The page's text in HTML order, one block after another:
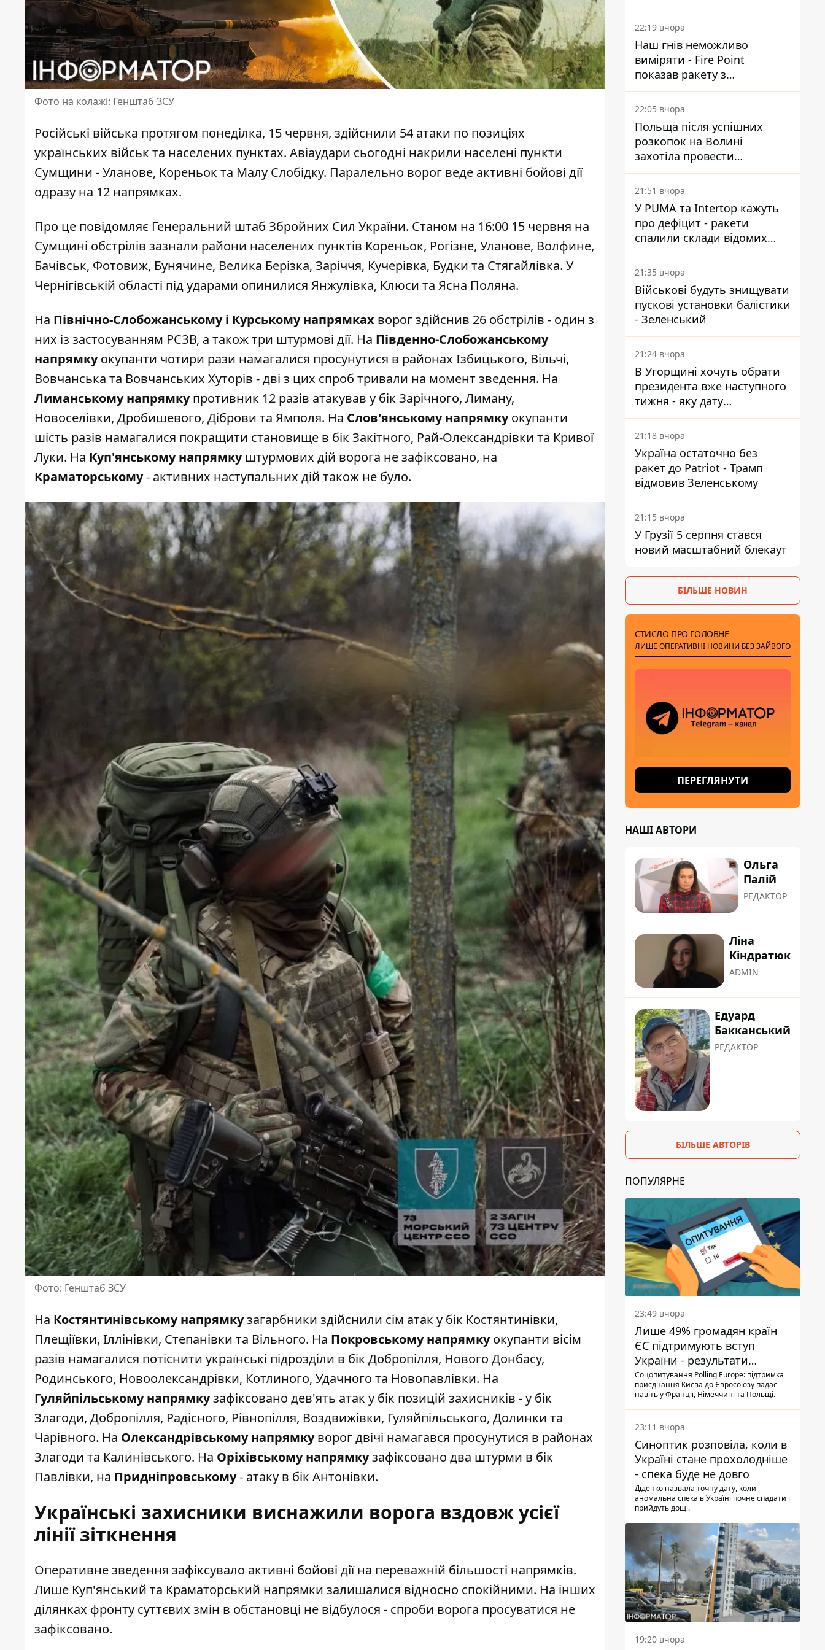
Фото на колажі: Генштаб ЗСУ
Російські війська протягом понеділка, 15 червня, здійснили 54 атаки по позиціях
українських військ та населених пунктах. Авіаудари сьогодні накрили населені пункти
Сумщини - Уланове, Кореньок та Малу Слобідку. Паралельно ворог веде активні бойові дії
одразу на 12 напрямках.
Про це повідомляє Генеральний штаб Збройних Сил України. Станом на 16:00 15 червня на
Сумщині обстрілів зазнали райони населених пунктів Кореньок, Рогізне, Уланове, Волфине,
Бачівськ, Фотовиж, Бунячине, Велика Берізка, Заріччя, Кучерівка, Будки та Стягайлівка. У
Чернігівській області під ударами опинилися Янжулівка, Клюси та Ясна Поляна.
На Північно-Слобожанському і Курському напрямках ворог здійснив 26 обстрілів - один з
них із застосуванням РСЗВ, а також три штурмові дії. На Південно-Слобожанському
напрямкуокупанти чотири рази намагалися просунутися в районах Ізбицького, Вільчі,
Вовчанська та Вовчанських Хуторів - дві з цих спроб тривали на момент зведення. На
Лиманському напрямкупротивник 12 разів атакував у бік Зарічного, Лиману,
Новоселівки, Дробишевого, Діброви та Ямполя. На Слов'янському напрямкуокупанти
шість разів намагалися покращити становище в бік Закітного, Рай-Олександрівки та Кривої
Луки. На Куп'янському напрямкуштурмових дій ворога не зафіксовано, на
Краматорському- активних наступальних дій також не було.
Фото: Генштаб ЗСУ
На Костянтинівському напрямкузагарбники здійснили сім атак у бік Костянтинівки,
Плещіївки, Іллінівки, Степанівки та Вільного. На Покровському напрямкуокупанти вісім
разів намагалися потіснити українські підрозділи в бік Добропілля, Нового Донбасу,
Родинського, Новоолександрівки, Котлиного, Удачного та Новопавлівки. На
Гуляйпільському напрямкузафіксовано дев'ять атак у бік позицій захисників - у бік
Злагоди, Добропілля, Радісного, Рівнопілля, Воздвижівки, Гуляйпільського, Долинки та
Чарівного. На Олександрівському напрямкуворог двічі намагався просунутися в районах
Злагоди та Калинівського. На Оріхівському напрямкузафіксовано два штурми в бік
Павлівки, на Придніпровському- атаку в бік Антонівки.
Українські захисники виснажили ворога вздовж усієї
лінії зіткнення
Оперативне зведення зафіксувало активні бойові дії на переважній більшості напрямків.
Лише Куп'янський та Краматорський напрямки залишалися відносно спокійними. На інших
ділянках фронту суттєвих змін в обстановці не відбулося - спроби ворога просуватися не
зафіксовано.
Reuters розкрили деталі
22:19 вчора
Наш гнів неможливо
виміряти - Fire Point
показав ракету з
загадковою позначкою 723
22:05 вчора
Польща після успішних
розкопок на Волині
захотіла провести
ексгумацію у нових місцях
21:51 вчора
У PUMA та Intertop кажуть
про дефіцит - ракети
спалили склади відомих
брендів
21:35 вчора
Військові будуть знищувати
пускові установки балістики
- Зеленський
21:24 вчора
В Угорщині хочуть обрати
президента вже наступного
тижня - яку дату
пропонують
21:18 вчора
Україна остаточно без
ракет до Patriot - Трамп
відмовив Зеленському
21:15 вчора
У Грузії 5 серпня стався
новий масштабний блекаут
БІЛЬШЕ НОВИН
СТИСЛО ПРО ГОЛОВНЕ
ЛИШЕ ОПЕРАТИВНІ НОВИНИ БЕЗ ЗАЙВОГО
ПЕРЕГЛЯНУТИ
НАШІ АВТОРИ
Ольга
Палій
РЕДАКТОР
Ліна
Кіндратюк
ADMIN
Едуард
Бакканський
РЕДАКТОР
БІЛЬШЕ АВТОРІВ
ПОПУЛЯРНЕ
23:49 вчора
Лише 49% громадян країн
ЄС підтримують вступ
України - результати
опитування
Соцопитування Polling Europe: підтримка
приєднання Києва до Євросоюзу падає
навіть у Франції, Німеччині та Польщі.
23:11 вчора
Синоптик розповіла, коли в
Україні стане прохолодніше
- спека буде не довго
Діденко назвала точну дату, коли
аномальна спека в Україні почне спадати і
прийдуть дощі.
19:20 вчора